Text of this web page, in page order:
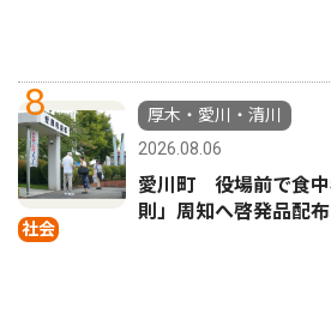
8
社会
厚木・愛川・清川
2026.08.06
愛川町 役場前で食
則」周知へ啓発品配布